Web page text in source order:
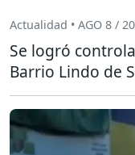
Actualidad • AGO 8 /
Se logró
Barrio Lindo de